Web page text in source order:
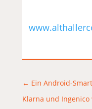
← Ein Android-
Klarna und